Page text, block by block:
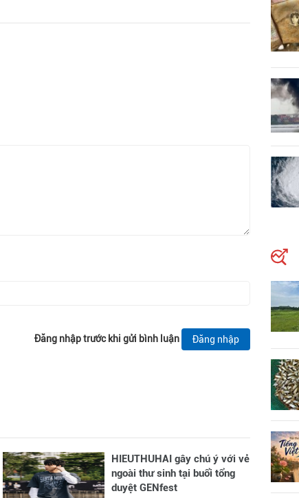
Đăng nhập trước khi gửi bình luận Đăng nhập
HIEUTHUHAI gây chú ý với vẻ
ngoài thư sinh tại buổi tổng
duyệt GENfest